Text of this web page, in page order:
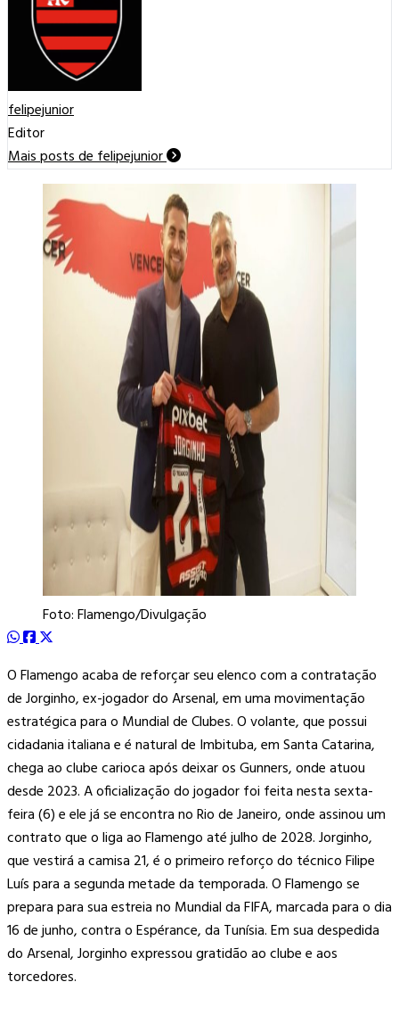
felipejunior
Editor
Mais posts de felipejunior
Foto: Flamengo/Divulgação
O Flamengo acaba de reforçar seu elenco com a contratação
de Jorginho, ex-jogador do Arsenal, em uma movimentação
estratégica para o Mundial de Clubes. O volante, que possui
cidadania italiana e é natural de Imbituba, em Santa Catarina,
chega ao clube carioca após deixar os Gunners, onde atuou
desde 2023. A oficialização do jogador foi feita nesta sexta-
feira (6) e ele já se encontra no Rio de Janeiro, onde assinou um
contrato que o liga ao Flamengo até julho de 2028. Jorginho,
que vestirá a camisa 21, é o primeiro reforço do técnico Filipe
Luís para a segunda metade da temporada. O Flamengo se
prepara para sua estreia no Mundial da FIFA, marcada para o dia
16 de junho, contra o Espérance, da Tunísia. Em sua despedida
do Arsenal, Jorginho expressou gratidão ao clube e aos
torcedores.